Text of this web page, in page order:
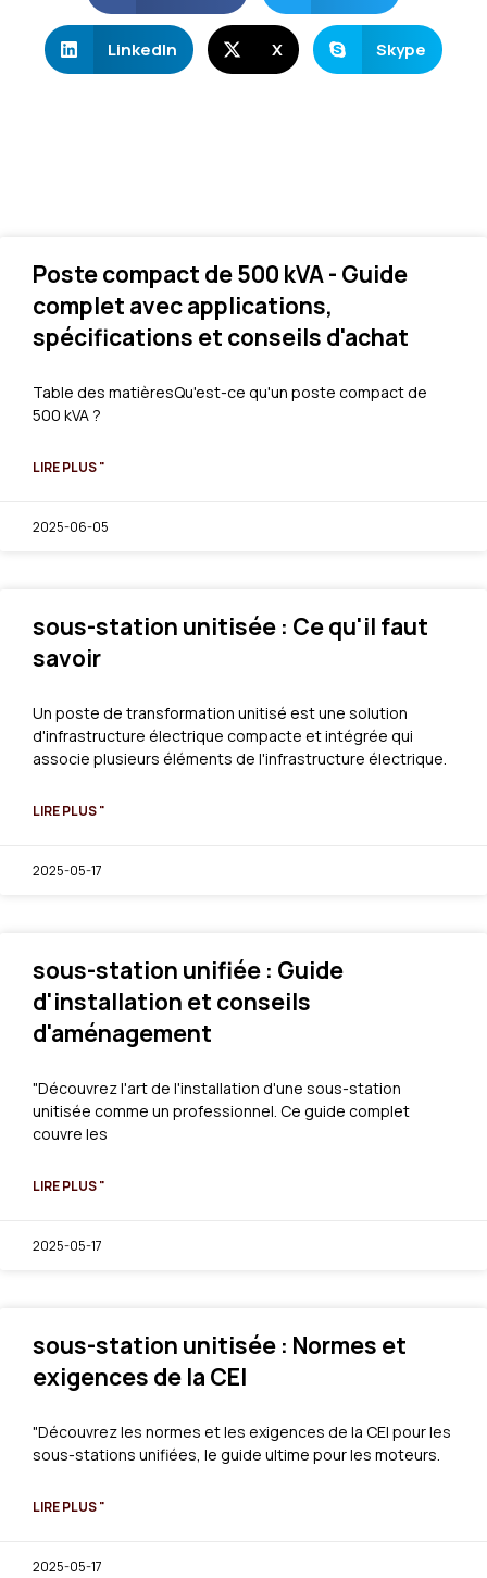
LinkedIn X Skype
Poste compact de 500 kVA - Guide
complet avec applications,
spécifications et conseils d'achat
Table des matièresQu'est-ce qu'un poste compact de
500 kVA ?
LIRE PLUS "
2025-06-05
sous-station unitisée : Ce qu'il faut
savoir
Un poste de transformation unitisé est une solution
d'infrastructure électrique compacte et intégrée qui
associe plusieurs éléments de l'infrastructure électrique.
LIRE PLUS "
2025-05-17
sous-station unifiée : Guide
d'installation et conseils
d'aménagement
"Découvrez l'art de l'installation d'une sous-station
unitisée comme un professionnel. Ce guide complet
couvre les
LIRE PLUS "
2025-05-17
sous-station unitisée : Normes et
exigences de la CEI
"Découvrez les normes et les exigences de la CEI pour les
sous-stations unifiées, le guide ultime pour les moteurs.
LIRE PLUS "
2025-05-17